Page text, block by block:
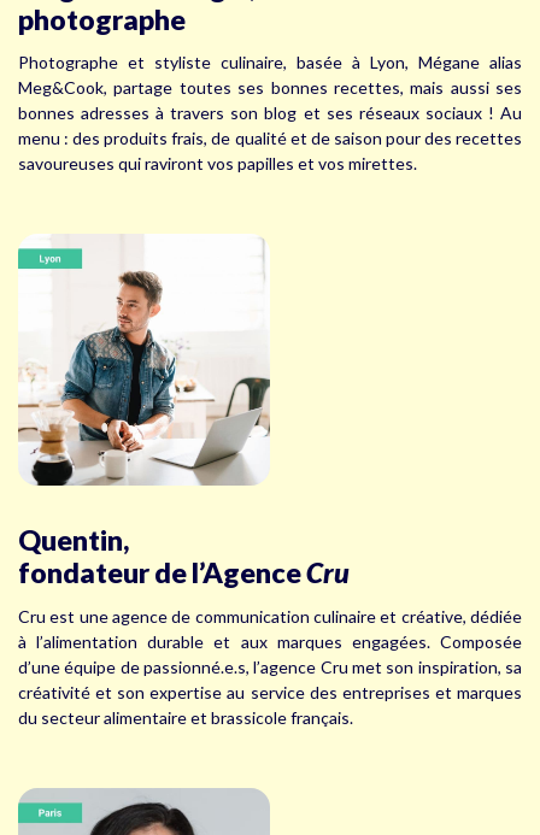
photographe
Photographe et styliste culinaire, basée à Lyon, Mégane alias
Meg&Cook, partage toutes ses bonnes recettes, mais aussi ses
bonnes adresses à travers son blog et ses réseaux sociaux ! Au
menu : des produits frais, de qualité et de saison pour des recettes
savoureuses qui raviront vos papilles et vos mirettes.
Quentin,
fondateur de l’AgenceCru
Cru est une agence de communication culinaire et créative, dédiée
à l’alimentation durable et aux marques engagées. Composée
d’une équipe de passionné.e.s, l’agence Cru met son inspiration, sa
créativité et son expertise au service des entreprises et marques
du secteur alimentaire et brassicole français.